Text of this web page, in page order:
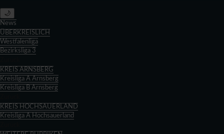
🌙
News
ÜBERKREISLICH
Westfalenliga
Bezirksliga 3
KREIS ARNSBERG
Kreisliga A Arnsberg
Kreisliga B Arnsberg
KREIS HOCHSAUERLAND
Kreisliga A Hochsauerland